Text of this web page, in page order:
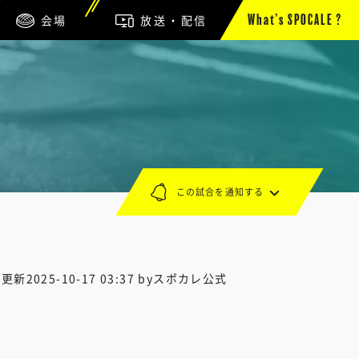
会場 放送・配信 What’s SPOCALE ?
新2025-10-17 03:37 byスポカレ公式
この試合を通知する